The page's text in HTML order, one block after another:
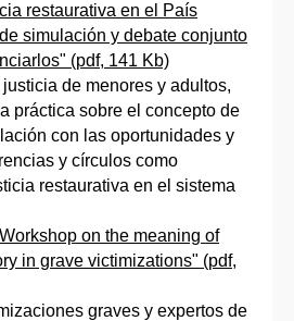
restaurativa en el País
simulación y debate conjunto
(pdf, 141 Kb)
de menores y adultos,
práctica sobre el concepto de
con las oportunidades y
y círculos como
restaurativa en el sistema
on the meaning of
in grave victimizations" (pdf,
graves y expertos de